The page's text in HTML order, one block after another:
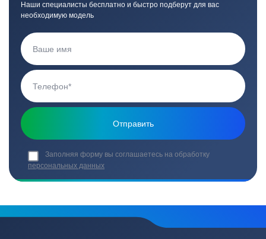
Наши специалисты бесплатно и быстро подберут для вас
необходимую модель
Заполняя форму вы соглашаетесь на обработку
персональных данных